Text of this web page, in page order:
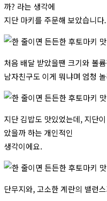
까? 라는 생각에
지단 마키를 주문해 보았습니다
처음 배달 받았을땐 크기와 볼
남자친구도 이게 뭐냐며 엄청
지단 김밥도 맛있었는데, 지단
았을까 하는 개인적인
생각이에요.
단무지와, 고소한 계란의 밸런